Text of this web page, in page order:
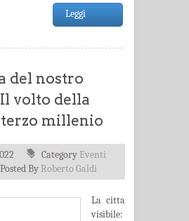
Leggi
del nostro
volto della
millenio
Category Eventi
Posted ByRoberto Galdi
La citta
visibile: